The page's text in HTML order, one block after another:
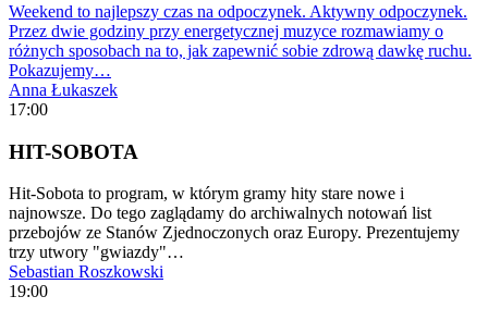
Weekend to najlepszy czas na odpoczynek. Aktywny odpoczynek.
Przez dwie godziny przy energetycznej muzyce rozmawiamy o
różnych sposobach na to, jak zapewnić sobie zdrową dawkę ruchu.
Pokazujemy…
Anna Łukaszek
17:00
HIT-SOBOTA
Hit-Sobota to program, w którym gramy hity stare nowe i
najnowsze. Do tego zaglądamy do archiwalnych notowań list
przebojów ze Stanów Zjednoczonych oraz Europy. Prezentujemy
trzy utwory "gwiazdy"…
Sebastian Roszkowski
19:00